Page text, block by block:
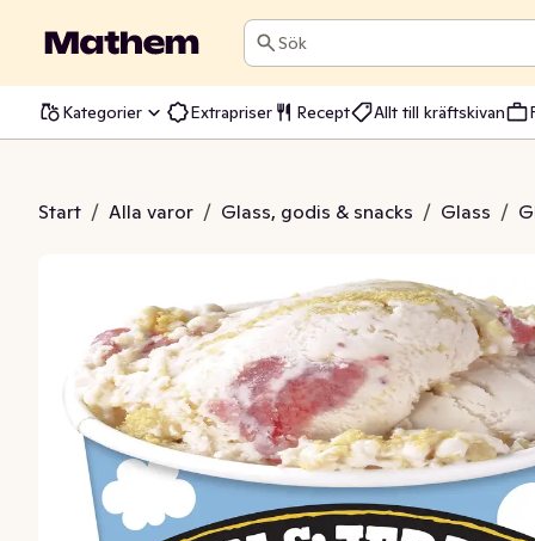
Sök
Kategorier Extrapriser Recept Allt till kräftskivan
Start / Alla varor / Glass, godis & snacks / Glass /
Cheesecake Fairtrade